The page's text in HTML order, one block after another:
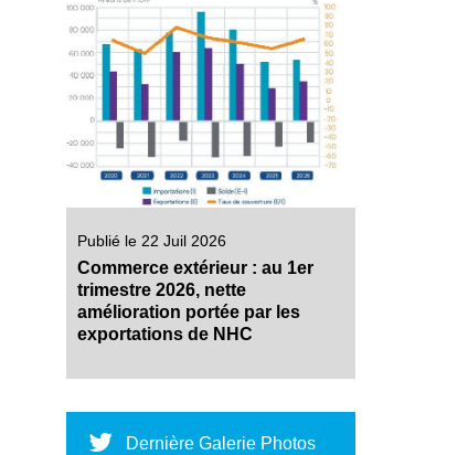
Publié le 22 Juil 2026
Commerce extérieur : au 1er
trimestre 2026, nette
amélioration portée par les
exportations de NHC
Dernière Galerie Photos